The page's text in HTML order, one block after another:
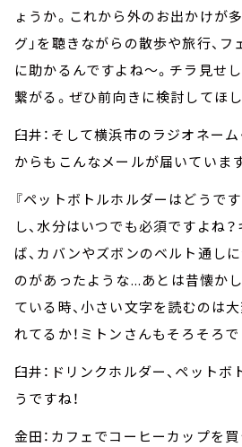
ょうか。これから外のお出かけが
グ」を聴きながらの散歩や旅行、
に助かるんですよね～。チラ見せ
繋がる。ぜひ前向きに検討してほし
臼井：そして横浜市のラジオネー
からもこんなメールが届いています
『ペットボトルホルダーはどうで
し、水分はいつでも必須ですよね
ば、カバンやズボンのベルト通し
のがあったような...あとは昔懐か
ている時、小さい文字を読むのは大
れてるか！ミトンさんもそろそろで
臼井：ドリンクホルダー、ペット
うですね！
金田：カフェでコーヒーカップを